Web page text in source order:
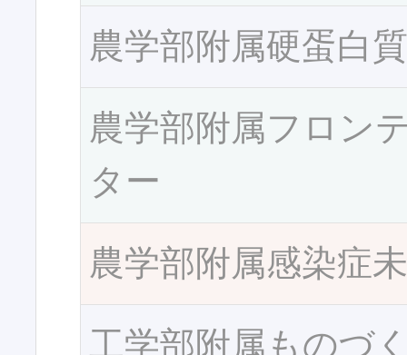
農学部附属硬蛋白
農学部附属フロン
ター
農学部附属感染症
工学部附属ものづ